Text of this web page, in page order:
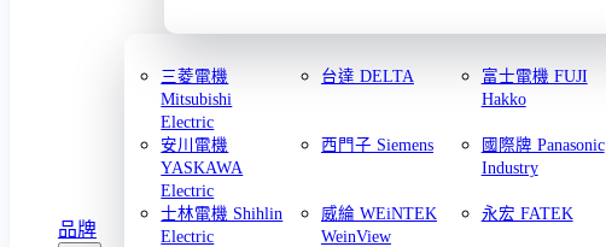
品牌
三菱電機
Mitsubishi
Electric
台達 DELTA
富士電機 FUJI
Hakko
安川電機
YASKAWA
Electric
西門子 Siemens
國際牌 Panasonic
Industry
士林電機 Shihlin
Electric
威綸 WEiNTEK
WeinView
永宏 FATEK